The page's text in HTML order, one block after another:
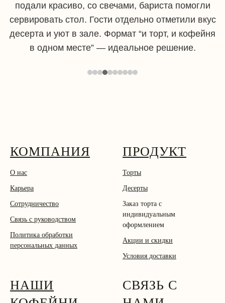
подали красиво, со свечами, бариста помогли
сервировать стол. Гости отдельно отметили вкус
десерта и уют в зале. Формат “и торт, и кофейня
в одном месте” — идеальное решение.
КОМПАНИЯ
О нас
Карьера
Сотрудничество
Связь с руководством
Политика обработки
персональных данных
ПРОДУКТ
Торты
Десерты
Заказ торта с
индивидуальным
оформлением
Акции и скидки
Условия доставки
НАШИ
СВЯЗЬ С